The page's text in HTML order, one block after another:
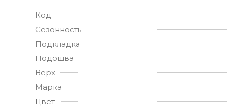
Код
Сезонность
Подкладка
Подошва
Верх
Марка
Цвет